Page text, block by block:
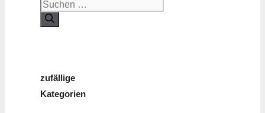
Suchen
nach:
zufällige
Kategorien